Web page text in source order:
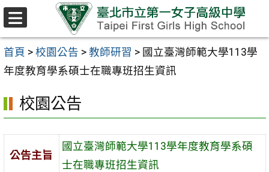
跳至主要內容區
首頁 > 校園公告 > 教師研習 > 國立臺灣師範大學113學
年度教育學系碩士在職專班招生資訊
校園公告
公告主旨
國立臺灣師範大學113學年度教育學系碩
士在職專班招生資訊
選
單